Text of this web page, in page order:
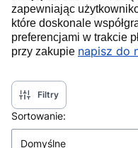
zapewniając
które doskonale
preferencjami w trakcie
przy zakupie napisz do
Filtry
Lista produktów
Sortowanie:
Domyślne